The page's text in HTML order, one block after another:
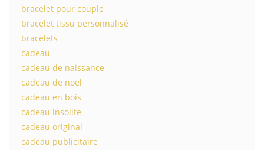
bracelet pour couple
bracelet tissu personnalisé
bracelets
cadeau
cadeau de naissance
cadeau de noel
cadeau en bois
cadeau insolite
cadeau original
cadeau publicitaire